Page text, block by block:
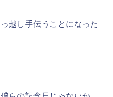
越し手伝うことになった